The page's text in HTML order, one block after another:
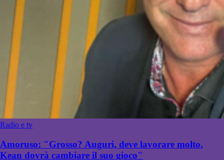
Radio e tv
Amoruso: "Grosso? Auguri, deve lavorare molto.
Kean dovrà cambiare il suo gioco"